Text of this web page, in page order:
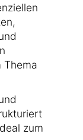
Thema
zum